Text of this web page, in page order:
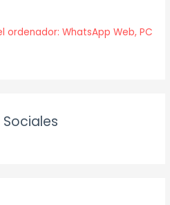
ordenador: WhatsApp Web, PC